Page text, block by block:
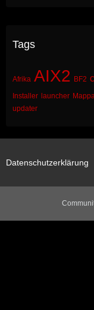
Tags
Afrika AIX2 BF2
Installer launcher
updater
Datenschutzerklärung